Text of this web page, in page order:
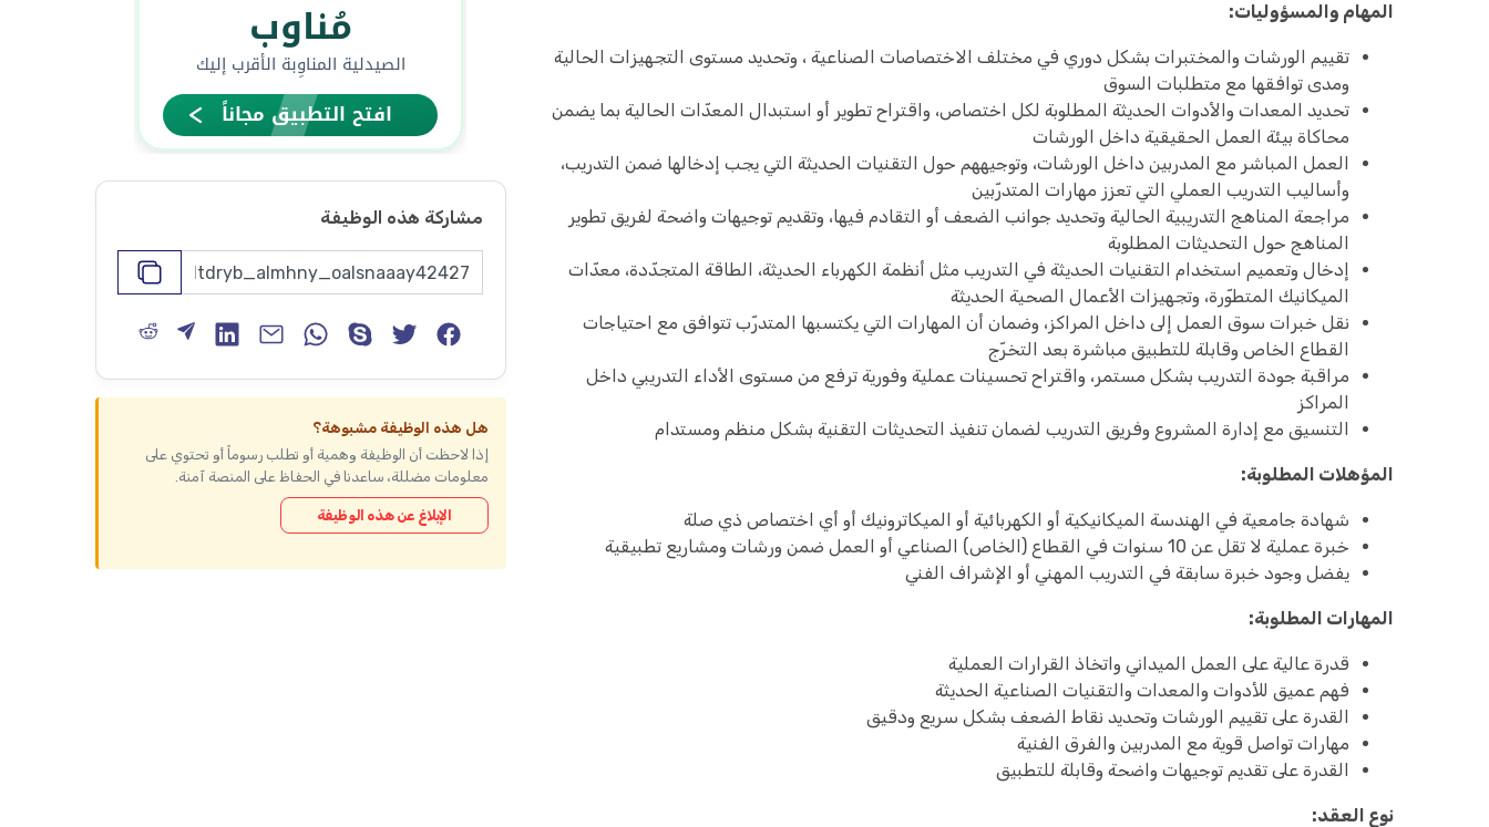
المهام والمسؤوليات:
تقييم الورشات والمختبرات بشكل دوري في مختلف الاختصاصات الصناعية ، وتحديد مستوى التجهيزات الحالية
ومدى توافقها مع متطلبات السوق
تحديد المعدات والأدوات الحديثة المطلوبة لكل اختصاص، واقتراح تطوير أو استبدال المعدّات الحالية بما يضمن
محاكاة بيئة العمل الحقيقية داخل الورشات
العمل المباشر مع المدربين داخل الورشات، وتوجيههم حول التقنيات الحديثة التي يجب إدخالها ضمن التدريب،
وأساليب التدريب العملي التي تعزز مهارات المتدرّبين
مراجعة المناهج التدريبية الحالية وتحديد جوانب الضعف أو التقادم فيها، وتقديم توجيهات واضحة لفريق تطوير
المناهج حول التحديثات المطلوبة
إدخال وتعميم استخدام التقنيات الحديثة في التدريب مثل أنظمة الكهرباء الحديثة، الطاقة المتجدّدة، معدّات
الميكانيك المتطوّرة، وتجهيزات الأعمال الصحية الحديثة
نقل خبرات سوق العمل إلى داخل المراكز، وضمان أن المهارات التي يكتسبها المتدرّب تتوافق مع احتياجات
القطاع الخاص وقابلة للتطبيق مباشرة بعد التخرّج
مراقبة جودة التدريب بشكل مستمر، واقتراح تحسينات عملية وفورية ترفع من مستوى الأداء التدريبي داخل
المراكز
التنسيق مع إدارة المشروع وفريق التدريب لضمان تنفيذ التحديثات التقنية بشكل منظم ومستدام
المؤهلات المطلوبة:
شهادة جامعية في الهندسة الميكانيكية أو الكهربائية أو الميكاترونيك أو أي اختصاص ذي صلة
خبرة عملية لا تقل عن 10 سنوات في القطاع (الخاص) الصناعي أو العمل ضمن ورشات ومشاريع تطبيقية
يفضل وجود خبرة سابقة في التدريب المهني أو الإشراف الفني
المهارات المطلوبة:
قدرة عالية على العمل الميداني واتخاذ القرارات العملية
فهم عميق للأدوات والمعدات والتقنيات الصناعية الحديثة
القدرة على تقييم الورشات وتحديد نقاط الضعف بشكل سريع ودقيق
مهارات تواصل قوية مع المدربين والفرق الفنية
القدرة على تقديم توجيهات واضحة وقابلة للتطبيق
نوع العقد:
مشاركة هذه الوظيفة
هل هذه الوظيفة مشبوهة؟
إذا لاحظت أن الوظيفة وهمية أو تطلب رسوماً أو تحتوي على
معلومات مضللة، ساعدنا في الحفاظ على المنصة آمنة.
الإبلاغ عن هذه الوظيفة